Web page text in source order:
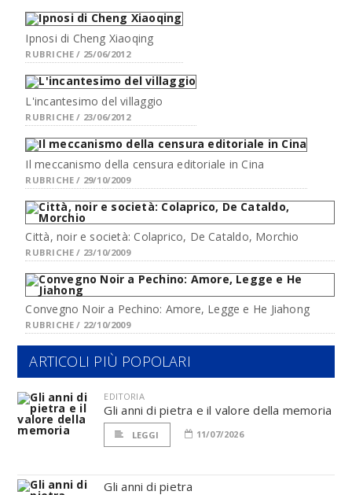
Ipnosi di Cheng Xiaoqing
RUBRICHE / 25/06/2012
L'incantesimo del villaggio
RUBRICHE / 23/06/2012
Il meccanismo della censura editoriale in Cina
RUBRICHE / 29/10/2009
Città, noir e società: Colaprico, De Cataldo, Morchio
RUBRICHE / 23/10/2009
Convegno Noir a Pechino: Amore, Legge e He Jiahong
RUBRICHE / 22/10/2009
ARTICOLI PIÙ POPOLARI
EDITORIA
Gli anni di pietra e il valore della memoria
LEGGI 11/07/2026
Gli anni di pietra